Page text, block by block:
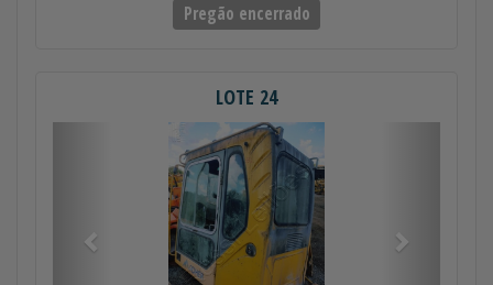
Pregão encerrado
LOTE 24